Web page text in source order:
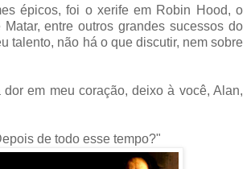
épicos, foi o xerife em Robin Hood, o
entre outros grandes sucessos do
talento, não há o que discutir, nem sobre
dor em meu coração, deixo à você, Alan,
de todo esse tempo?"